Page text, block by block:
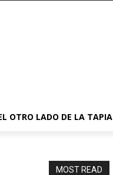
OTRO LADO DE LA TAPIA
MOST READ